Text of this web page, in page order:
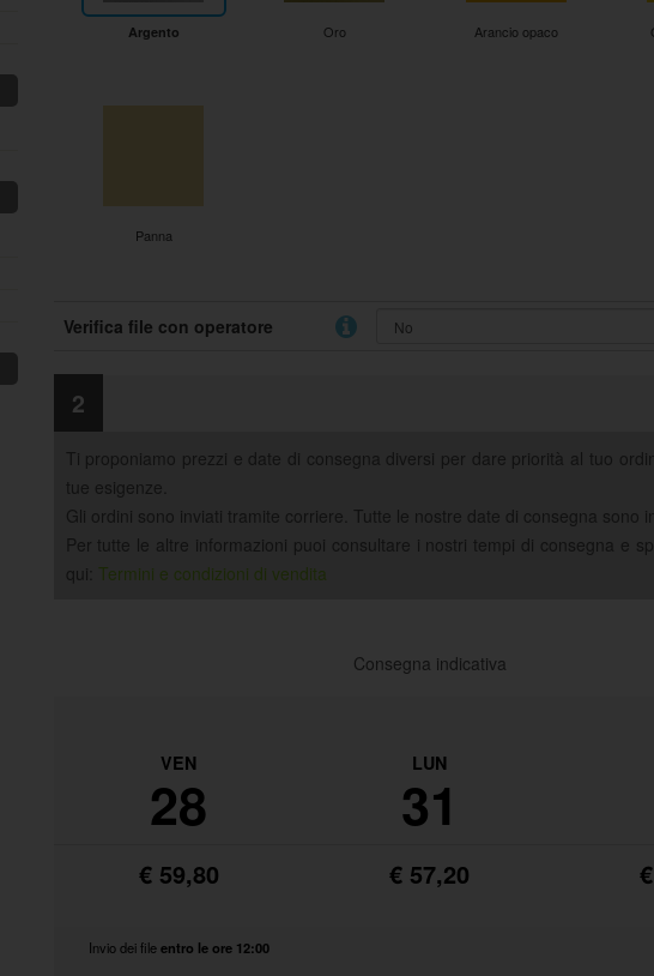
Argento Oro Arancio opaco
Panna
Verifica file con operatore
2
Ti proponiamo prezzi e date di consegna diversi per dare priorità al tuo
tue esigenze.
Gli ordini sono inviati tramite corriere. Tutte le nostre date di consegna sono
Per tutte le altre informazioni puoi consultare i nostri tempi di consegna e
qui: Termini e condizioni di vendita
Consegna indicativa
VEN
28
€ 59,80
Invio dei fileentro le ore 12:00
LUN
31
€ 57,20